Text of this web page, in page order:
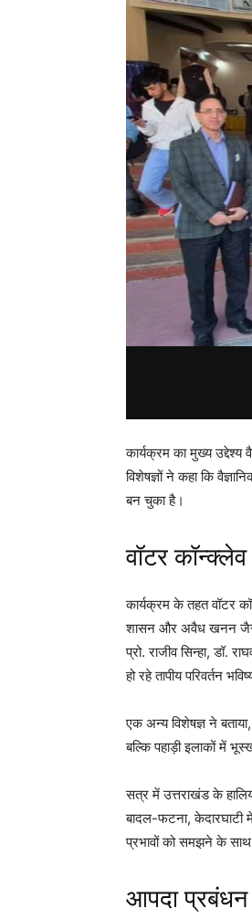
कार्यक्रम का मुख्य उद्देश्य
विशेषज्ञों ने कहा कि
बन चुका है।
वॉटर
कार्यक्रम के तहत वॉटर
शासन और अवैध खनन जैसे
प्रो. राजीव सिन्हा, डॉ.
हो रहे तापीय परिवर्तन
एक अन्य विशेषज्ञ ने
बल्कि पहाड़ी इलाकों में
सत्र में उत्तराखंड के
बादल-फटना, केदारघाटी
प्रभावों को समझने के
आपदा प्रबंधन